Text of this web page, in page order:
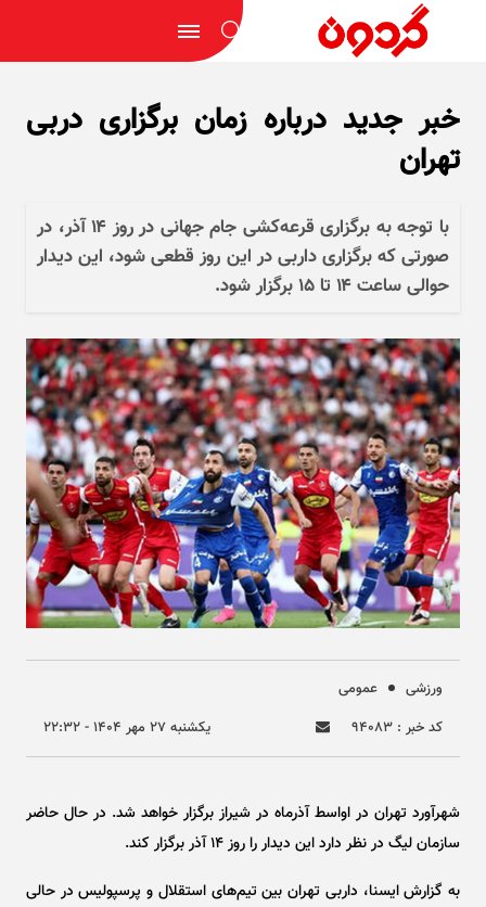
خبر جدید درباره زمان برگزاری دربی
تهران
با توجه به برگزاری قرعه‌کشی جام جهانی در روز ۱۴ آذر، در
صورتی که برگزاری داربی در این روز قطعی شود، این دیدار
حوالی ساعت ۱۴ تا ۱۵ برگزار شود.
ورزشی
عمومی
کد خبر : ۹۴۰۸۳
يکشنبه ۲۷ مهر ۱۴۰۴ - ۲۲:۳۲
شهرآورد تهران در اواسط آذرماه در شیراز برگزار خواهد شد. در حال حاضر
سازمان لیگ در نظر دارد این دیدار را روز ۱۴ آذر برگزار کند.
به گزارش ایسنا، داربی تهران بین تیم‌های استقلال و پرسپولیس در حالی